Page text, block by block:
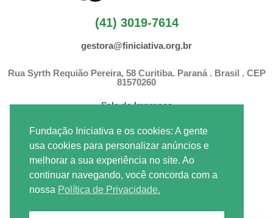
(41) 3019-7614
gestora@finiciativa.org.br
Rua Syrth Requião Pereira, 58 Curitiba. Paraná . Brasil . CEP
81570260
Sala de Imprensa
F
a
c
e
b
o
E
n
v
e
l
o
I
n
s
t
a
g
L
i
n
d
SEJA UM VOLUNTÁRIO
Fundação Iniciativa e os cookies: A gente
usa cookies para personalizar anúncios e
melhorar a sua experiência no site. Ao
continuar navegando, você concorda com a
nossa Política de Privacidade.